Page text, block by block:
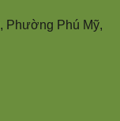
Phường Phú Mỹ,